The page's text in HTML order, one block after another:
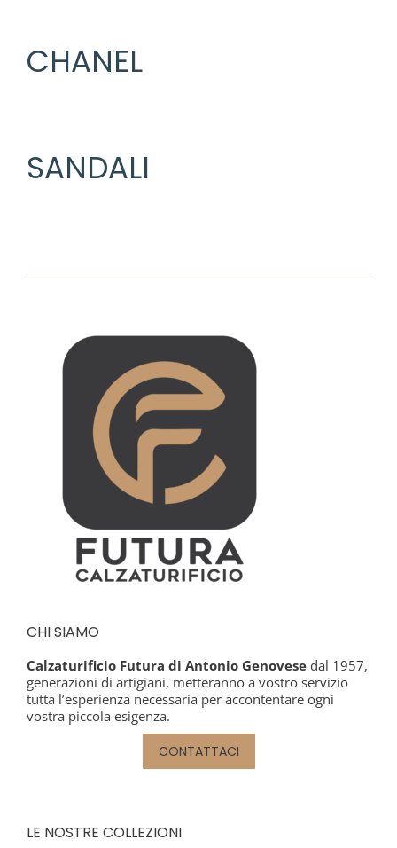
CHANEL
SANDALI
CHI SIAMO
Calzaturificio Futura di Antonio Genovese dal 1957,
generazioni di artigiani, metteranno a vostro servizio
tutta l’esperienza necessaria per accontentare ogni
vostra piccola esigenza.
CONTATTACI
LE NOSTRE COLLEZIONI